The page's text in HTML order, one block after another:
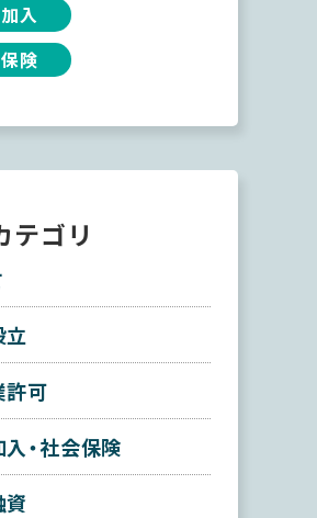
入
険
テゴリ
立
許可
・社会保険
資